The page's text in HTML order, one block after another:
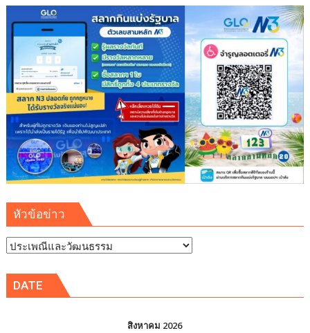
หัวข้อข่าว
หัวข้อ
DATE
สิงหาคม 2026